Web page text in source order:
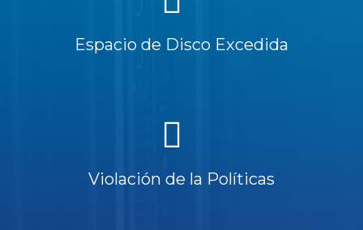
Espacio de Disco Excedida
Violación de la Políticas